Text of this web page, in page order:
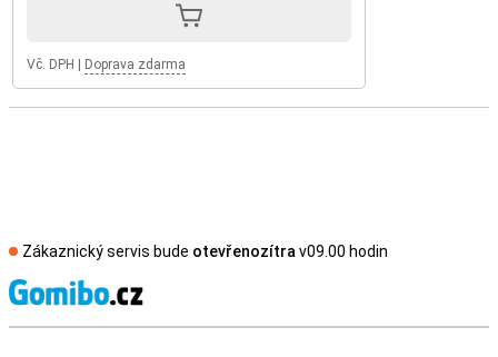
Vč. DPH Doprava zdarma
Zákaznický servis bude otevřenozítra v09.00 hodin